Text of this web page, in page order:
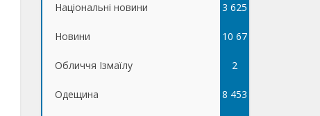
Національні новини 3 625
Новини 10 67
5
Обличчя Ізмаїлу 2
Одещина 8 453